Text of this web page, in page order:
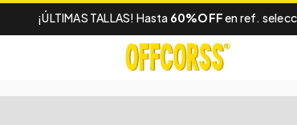
¡ÚLTIMAS TALLAS! Hasta 60%OFFen ref.